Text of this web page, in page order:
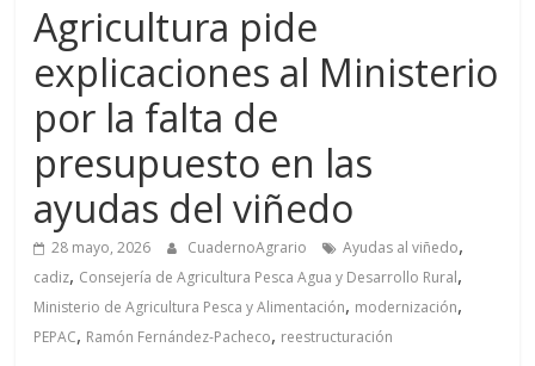
Agricultura pide
explicaciones al Ministerio
por la falta de
presupuesto en las
ayudas del viñedo
28 mayo, 2026 CuadernoAgrario Ayudas al viñedo,
cadiz, Consejería de Agricultura Pesca Agua y Desarrollo Rural,
Ministerio de Agricultura Pesca y Alimentación, modernización,
PEPAC, Ramón Fernández-Pacheco, reestructuración